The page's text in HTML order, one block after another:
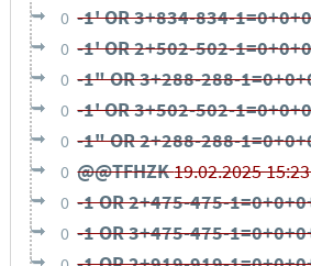
0 -1' OR 3+834-834-
0 -1' OR 2+502-502-
0 -1" OR 3+288-288-
0 -1' OR 3+502-502-
0 -1" OR 2+288-288-
0 @@TFHZK19.02.2025
0 -1 OR 2+475-475-
0 -1 OR 3+475-475-